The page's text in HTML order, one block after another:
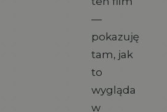
—
pokazuję
tam, jak
to
wygląda
w